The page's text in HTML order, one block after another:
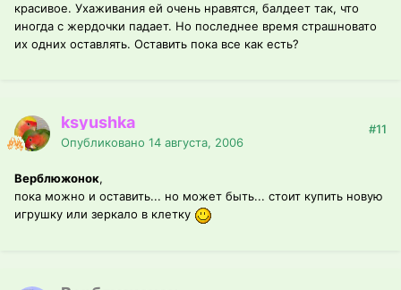
красивое. Ухаживания ей очень нравятся, балдеет так, что
иногда с жердочки падает. Но последнее время страшновато
их одних оставлять. Оставить пока все как есть?
ksyushka
Опубликовано 14 августа, 2006
#11
Верблюжонок,
пока можно и оставить... но может быть... стоит купить новую
игрушку или зеркало в клетку